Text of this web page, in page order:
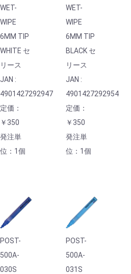
WET-
WIPE
6MM TIP
WHITE セ
リース
JAN :
4901427292947
定価：
￥350
発注単
位：1個
WET-
WIPE
6MM TIP
BLACK セ
リース
JAN :
4901427292954
定価：
￥350
発注単
位：1個
POST-
500A-
030S
POST-
500A-
031S